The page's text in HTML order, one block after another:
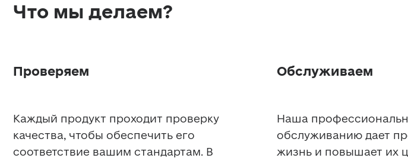
Что мы делаем?
Проверяем
Каждый продукт проходит проверку
качества, чтобы обеспечить его
соответствие вашим стандартам. В
Обслуживаем
Наша
обслуживанию дает
жизнь и повышает их